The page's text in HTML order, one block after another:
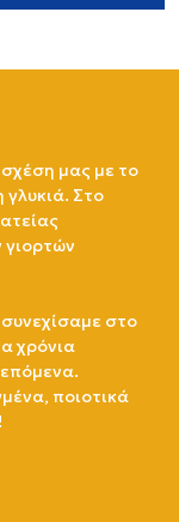
μας με το
γλυκιά. Στο
γιορτών
στο
χρόνια
ποιοτικά